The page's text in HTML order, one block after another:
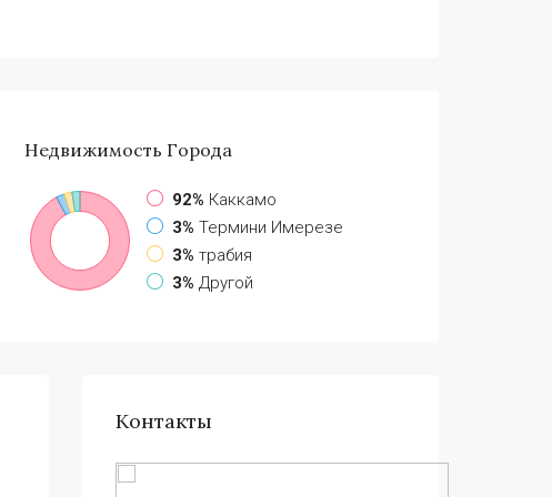
Недвижимость Города
92% Каккамо
3% Термини Имерезе
3% трабия
3% Другой
Контакты